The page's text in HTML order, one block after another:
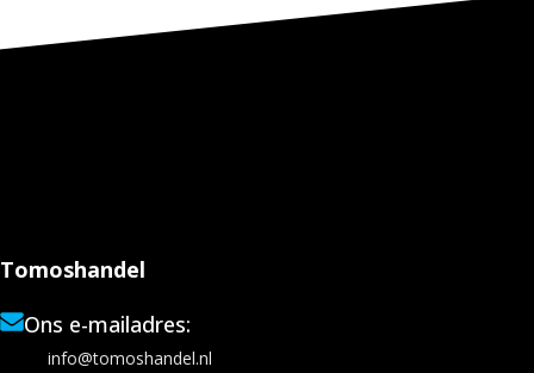
Tomoshandel
Ons e-mailadres:
info@tomoshandel.nl